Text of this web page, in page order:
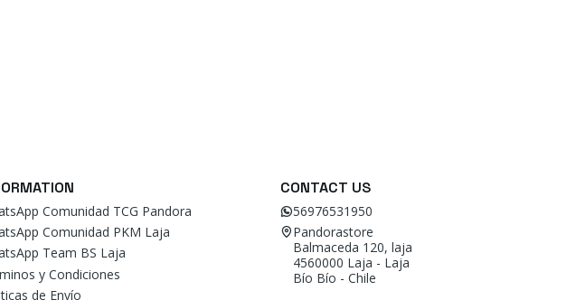
Comunidad TCG Pandora
Comunidad PKM Laja
Team BS Laja
y Condiciones
de Envío
CONTACT US
56976531950
Pandorastore
Balmaceda 120, laja
4560000 Laja - Laja
Bío Bío - Chile